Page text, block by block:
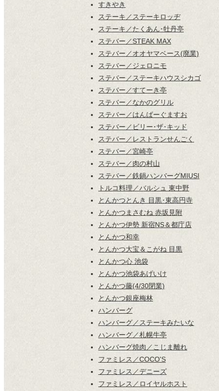
すきやき
ステーキ／ステーキロッヂ
ステーキ／たくあん･牡丹亭
ステバー／STEAK MAX
ステバー／オオヤマベース(廃業)
ステバー／ジェロニモ
ステバー／ステーキハウスシカゴ
ステバー／すてーき亭
ステバー／なかのグリル
ステバー／はんばーぐますお
ステバー／ビリー･ザ･キッド
ステバー／レストランせんごく
ステバー／宮崎亭
ステバー／肉の村山
ステバー／鉄鍋ハンバーグMIUSI
トルコ料理／バルシュ 東中野
とんかつとんき 目黒･東高円寺
とんかつまさむね 赤坂見附
とんかつ伊勢 新宿NS＆都庁店
とんかつ和幸
とんかつ大宝＆こがね 目黒
とんかつ心 池袋
とんかつ池袋あげいけ
とんかつ藤(4/30閉業)
とんかつ銀座梅林
ハンバーグ
ハンバーグ／ステーキみたいな
ハンバーグ／札幌牛亭
ハンバーグ焼肉／こじま離れ
ファミレス／COCO'S
ファミレス／デニーズ
ファミレス／ロイヤルホスト